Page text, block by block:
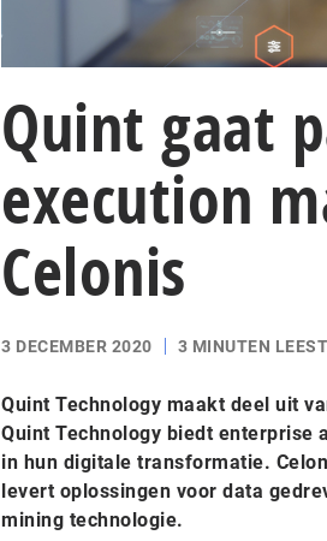
Quint gaat
execution
Celonis
3 DECEMBER 2020 3 MINUTEN
Quint Technology maakt deel uit
Quint Technology biedt enterprise
in hun digitale transformatie.
levert oplossingen voor data
mining technologie.